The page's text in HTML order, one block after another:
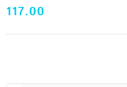
cena:
117.00